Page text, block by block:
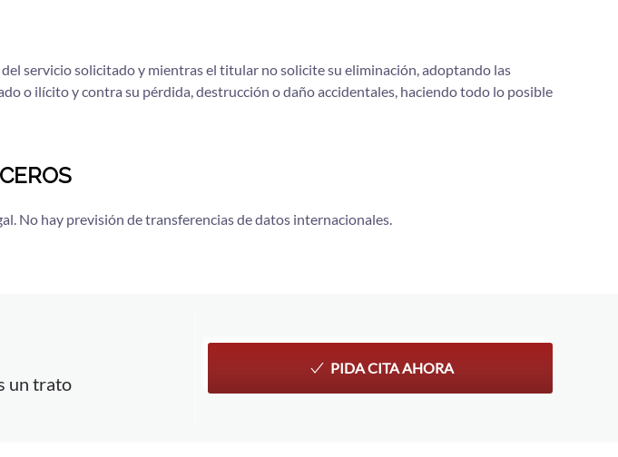
servicio solicitado y mientras el titular no solicite su eliminación, adoptando las
o ilícito y contra su pérdida, destrucción o daño accidentales, haciendo todo lo posible
No hay previsión de transferencias de datos internacionales.
un trato
PIDA CITA AHORA